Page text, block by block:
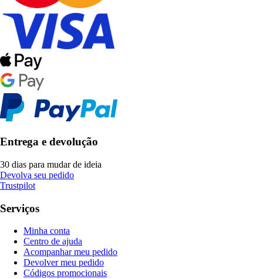
Entrega e devolução
30 dias para mudar de ideia
Devolva seu pedido
Trustpilot
Serviços
Minha conta
Centro de ajuda
Acompanhar meu pedido
Devolver meu pedido
Códigos promocionais